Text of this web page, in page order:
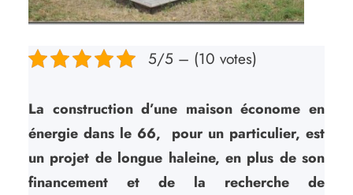
5/5 – (10 votes)
La construction d’une maison économe en
énergie dans le 66, pour un particulier, est
un projet de longue haleine, en plus de son
financement et de la recherche de